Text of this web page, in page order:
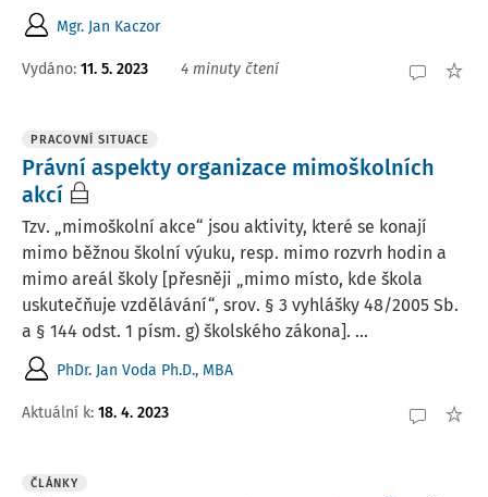
Mgr. Jan Kaczor
Vydáno: 11. 5. 2023 4 minuty čtení
PRACOVNÍ SITUACE
Právní aspekty organizace mimoškolních
akcí
Tzv. „mimoškolní akce“ jsou aktivity, které se konají
mimo běžnou školní výuku, resp. mimo rozvrh hodin a
mimo areál školy [přesněji „mimo místo, kde škola
uskutečňuje vzdělávání“, srov. § 3 vyhlášky 48/2005 Sb.
a § 144 odst. 1 písm. g) školského zákona]. ...
PhDr. Jan Voda Ph.D., MBA
Aktuální k: 18. 4. 2023
ČLÁNKY